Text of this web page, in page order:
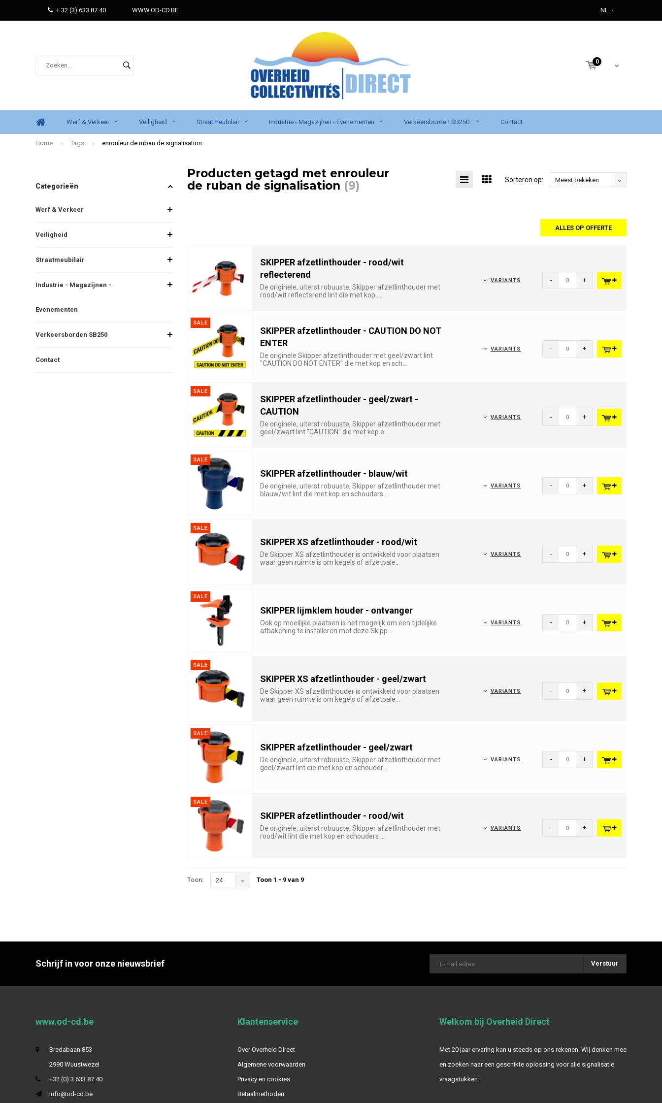
+ 32 (3) 633 87 40 WWW.OD-CD.BE NL
0
Werf & Verkeer Veiligheid Straatmeubilair Industrie - Magazijnen - Evenementen Verkeersborden SB250 Contact
Home Tags enrouleur de ruban de signalisation
Categorieën
Werf & Verkeer
Veiligheid
Straatmeubilair
Industrie - Magazijnen -
Evenementen
Verkeersborden SB250
Contact
Producten getagd met enrouleur
de ruban de signalisation (9) Sorteren op: Meest bekeken
ALLES OP OFFERTE
SKIPPER afzetlinthouder - rood/wit
reflecterend
De originele, uiterst robuuste, Skipper afzetlinthouder met
rood/wit reflecterend lint die met kop ...
VARIANTS - +
SALE
SKIPPER afzetlinthouder - CAUTION DO NOT
ENTER
De originele Skipper afzetlinthouder met geel/zwart lint
"CAUTION DO NOT ENTER" die met kop en sch...
VARIANTS - +
SALE
SKIPPER afzetlinthouder - geel/zwart -
CAUTION
De originele, uiterst robuuste, Skipper afzetlinthouder met
geel/zwart lint "CAUTION" die met kop e...
VARIANTS - +
SALE
SKIPPER afzetlinthouder - blauw/wit
De originele, uiterst robuuste, Skipper afzetlinthouder met
blauw/wit lint die met kop en schouders...
VARIANTS - +
SALE
SKIPPER XS afzetlinthouder - rood/wit
De Skipper XS afzetlinthouder is ontwikkeld voor plaatsen
waar geen ruimte is om kegels of afzetpale...
VARIANTS - +
SALE
SKIPPER lijmklem houder - ontvanger
Ook op moeilijke plaatsen is het mogelijk om een tijdelijke
afbakening te installeren met deze Skipp...
VARIANTS - +
SALE
SKIPPER XS afzetlinthouder - geel/zwart
De Skipper XS afzetlinthouder is ontwikkeld voor plaatsen
waar geen ruimte is om kegels of afzetpale...
VARIANTS - +
SALE
SKIPPER afzetlinthouder - geel/zwart
De originele, uiterst robuuste, Skipper afzetlinthouder met
geel/zwart lint die met kop en schouder...
VARIANTS - +
SALE
SKIPPER afzetlinthouder - rood/wit
De originele, uiterst robuuste, Skipper afzetlinthouder met
rood/wit lint die met kop en schouders ...
VARIANTS - +
Toon: 24 Toon 1 - 9 van 9
Schrijf in voor onze nieuwsbrief Verstuur
www.od-cd.be
Bredabaan 853
2990 Wuustwezel
+32 (0) 3 633 87 40
info@od-cd.be
Klantenservice
Over Overheid Direct
Algemene voorwaarden
Privacy en cookies
Betaalmethoden
Welkom bij Overheid Direct
Met 20 jaar ervaring kan u steeds op ons rekenen. Wij denken mee
en zoeken naar een geschikte oplossing voor alle signalisatie
vraagstukken.